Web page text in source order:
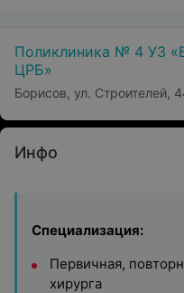
Поликлиника № 4 УЗ
ЦРБ»
Борисов, ул. Строителей,
Инфо
Специализация:
Первичная,
хирурга